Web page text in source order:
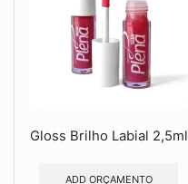
Gloss Brilho Labial 2,5ml
ADD ORÇAMENTO